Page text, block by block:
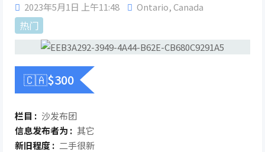
2023年5月1日 上午11:48 Ontario,Canada
热门
🇨🇦$300
栏目 : 沙发布团
信息发布者为 : 其它
新旧程度 : 二手很新